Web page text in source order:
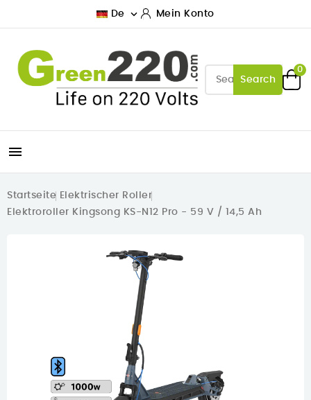
De  Mein Konto
Search
0

Startseite Elektrischer Roller
Elektroroller Kingsong KS-N12 Pro - 59 V / 14,5 Ah